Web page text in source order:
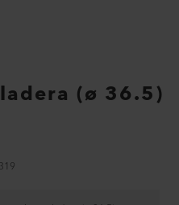
(ø 36.5)